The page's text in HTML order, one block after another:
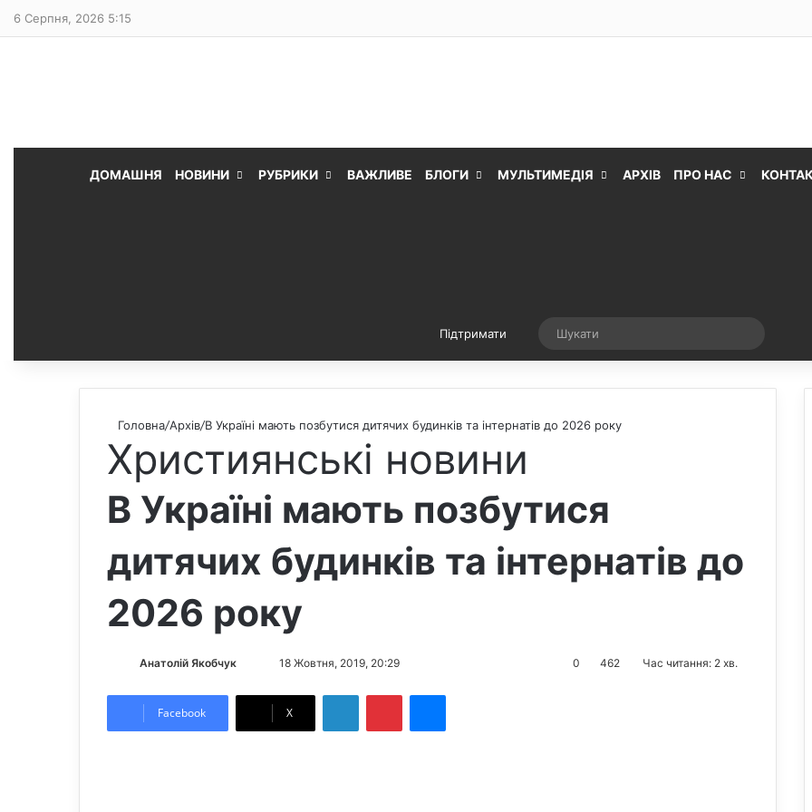
6 Серпня, 2026 5:15
ДОМАШНЯ НОВИНИ РУБРИКИ ВАЖЛИВЕ БЛОГИ МУЛЬТИМЕДІЯ АРХІВ ПРО НАС
Підтримати Випадкова стаття
Головна/Архів/В Україні мають позбутися дитячих будинків та інтернатів до 2026 року
Християнські новини
В Україні мають позбутися
дитячих будинків та інтернатів до
2026 року
Анатолій Якобчук
l d
18 Жовтня, 2019, 20:29 0 462 Час читання: 2 хв.
Facebook X